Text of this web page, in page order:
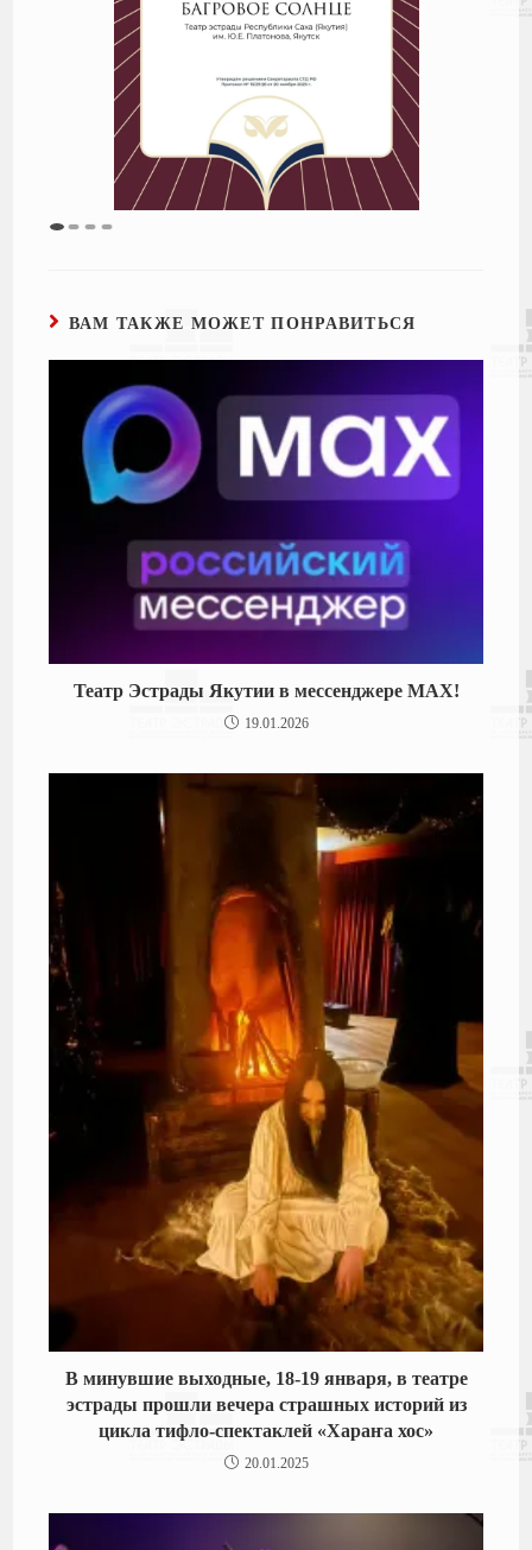
ВАМ ТАКЖЕ МОЖЕТ ПОНРАВИТЬСЯ
Театр Эстрады Якутии в мессенджере MAX!
19.01.2026
В минувшие выходные, 18-19 января, в театре
эстрады прошли вечера страшных историй из
цикла тифло-спектаклей «Хараҥа хос»
20.01.2025